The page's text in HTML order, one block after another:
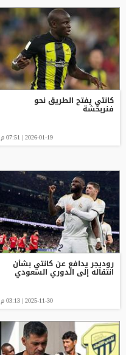
كانتي يفتح الطريق نحو
فنربخشة
2026-01-19 | 07:51 م
روديجر يدافع عن كانتي بشأن
انتقاله إلى الدوري السعودي
2025-11-30 | 03:13 م